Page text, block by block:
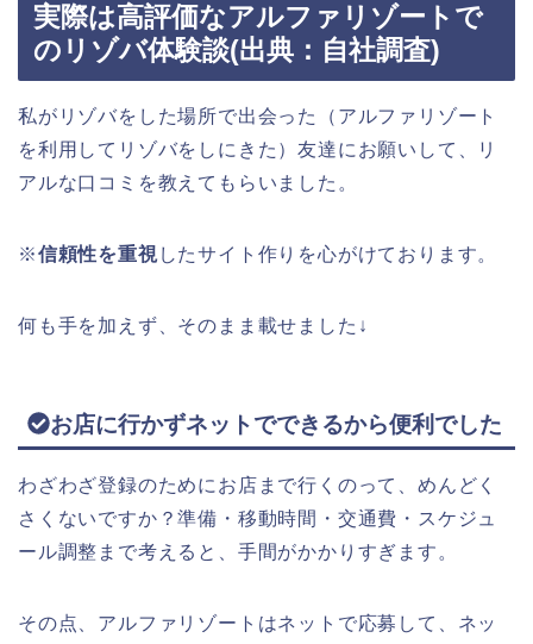
実際は高評価なアルファリゾートで
のリゾバ体験談(出典：自社調査)
私がリゾバをした場所で出会った（アルファリゾート
を利用してリゾバをしにきた）友達にお願いして、リ
アルな口コミを教えてもらいました。
※信頼性を重視 したサイト作りを心がけております。
何も手を加えず、そのまま載せました↓
お店に行かずネットでできるから便利でした
わざわざ登録のためにお店まで行くのって、めんどく
さくないですか？準備・移動時間・交通費・スケジュ
ール調整まで考えると、手間がかかりすぎます。
その点、アルファリゾートはネットで応募して、ネッ